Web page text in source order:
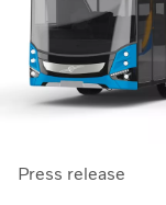
Press release